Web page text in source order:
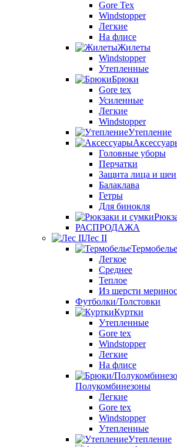
Gore Tex
Windstopper
Легкие
На флисе
Жилеты
Windstopper
Утепленные
Брюки
Gore tex
Усиленные
Легкие
Windstopper
Утепление
Головные уборы
Перчатки
Защита лица и шеи
Балаклава
Гетры
Для бинокля
РАСПРОДАЖА
Лес II
Термобелье
Легкое
Среднее
Теплое
Из шерсти
Футболки/Толстовки
Куртки
Утепленные
Gore tex
Windstopper
Легкие
На флисе
Полукомбинезоны
Легкие
Gore tex
Windstopper
Утепленные
Утепление